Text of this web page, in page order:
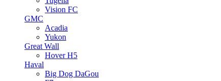
Vision FC
GMC
Acadia
Yukon
Great Wall
Hover H5
Haval
Big Dog DaGou